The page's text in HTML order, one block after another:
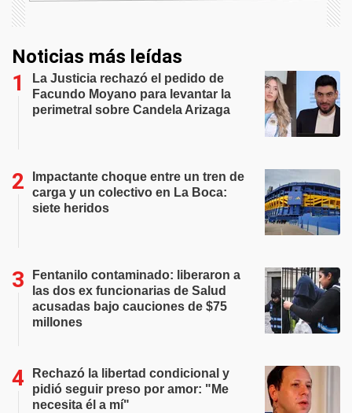
Noticias más leídas
La Justicia rechazó el pedido de
Facundo Moyano para levantar la
perimetral sobre Candela Arizaga
Impactante choque entre un tren de
carga y un colectivo en La Boca:
siete heridos
Fentanilo contaminado: liberaron a
las dos ex funcionarias de Salud
acusadas bajo cauciones de $75
millones
Rechazó la libertad condicional y
pidió seguir preso por amor: "Me
necesita él a mí"